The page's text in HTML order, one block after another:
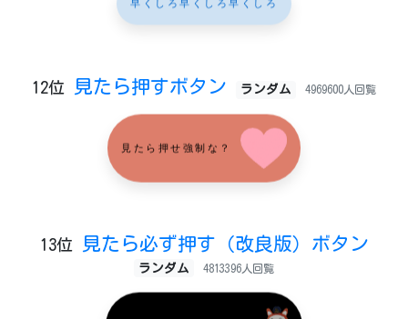
早くしろ早くしろ早くしろ
12位 見たら押すボタン ランダム 4969600人回覧
見たら押せ強制な？
13位 見たら必ず押す（改良版）ボタン
ランダム 4813396人回覧